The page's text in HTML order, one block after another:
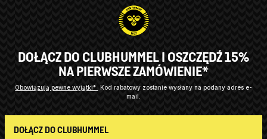
DOŁĄCZ DO CLUBHUMMEL I OSZCZĘDŹ 15%
NA PIERWSZE ZAMÓWIENIE*
Obowiązują pewne wyjątki* Kod rabatowy zostanie wysłany na podany adres e-
mail.
DOŁĄCZ DO CLUBHUMMEL